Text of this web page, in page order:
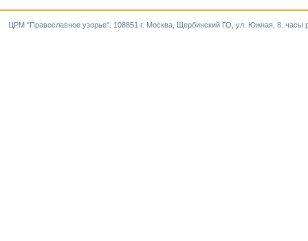
ЦРМ "Православное узорье". 108851 г. Москва, Щербинский ГО, ул. Южная, 8. часы